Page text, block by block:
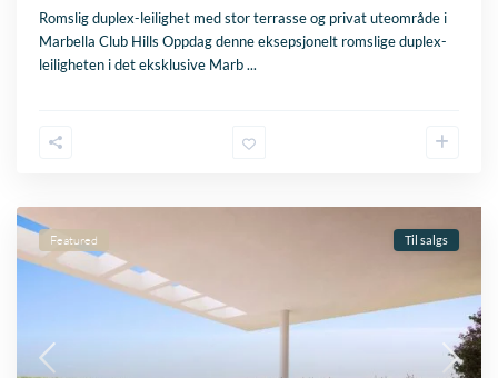
Romslig duplex-leilighet med stor terrasse og privat uteområde i
Marbella Club Hills Oppdag denne eksepsjonelt romslige duplex-
leiligheten i det eksklusive Marb...
Featured Til salgs